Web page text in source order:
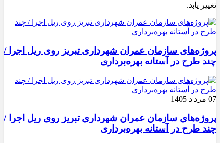
تغییر یابد.
پروژه‌های سازمان عمران شهرداری تبریز روی ریل اجرا /
چند طرح در آستانه بهره‌برداری
07 مرداد 1405
پروژه‌های سازمان عمران شهرداری تبریز روی ریل اجرا /
چند طرح در آستانه بهره‌برداری